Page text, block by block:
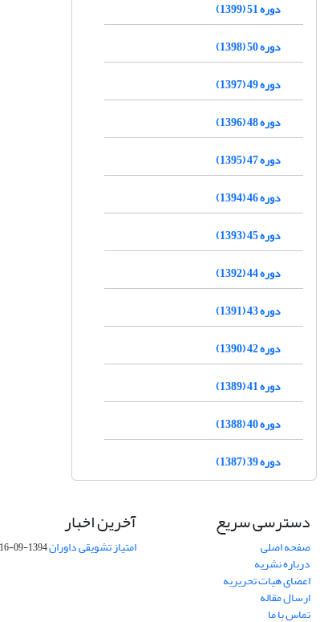
دوره 51 (1399)
دوره 50 (1398)
دوره 49 (1397)
دوره 48 (1396)
دوره 47 (1395)
دوره 46 (1394)
دوره 45 (1393)
دوره 44 (1392)
دوره 43 (1391)
دوره 42 (1390)
دوره 41 (1389)
دوره 40 (1388)
دوره 39 (1387)
دسترسی سریع
صفحه اصلی
درباره نشریه
اعضای هیات تحریریه
ارسال مقاله
تماس با ما
آخرین اخبار
امتیاز تشویقی داوران1394-09-16